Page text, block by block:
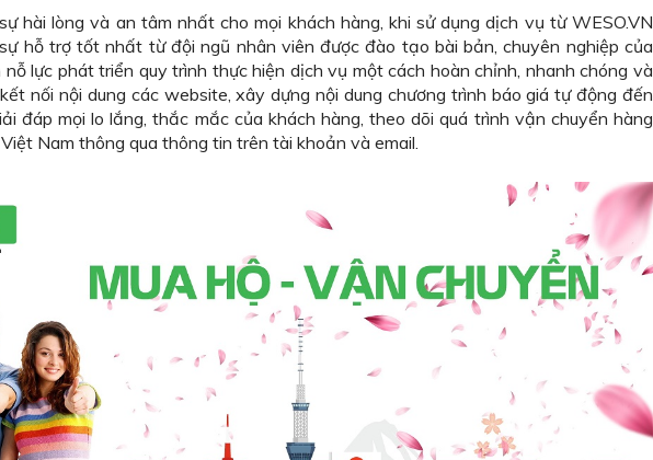
hài lòng và an tâm nhất cho mọi khách hàng, khi sử dụng dịch vụ từ WESO.VN
hỗ trợ tốt nhất từ đội ngũ nhân viên được đào tạo bài bản, chuyên nghiệp của
nỗ lực phát triển quy trình thực hiện dịch vụ một cách hoàn chỉnh, nhanh chóng và
nối nội dung các website, xây dựng nội dung chương trình báo giá tự động đến
đáp mọi lo lắng, thắc mắc của khách hàng, theo dõi quá trình vận chuyển hàng
Nam thông qua thông tin trên tài khoản và email.